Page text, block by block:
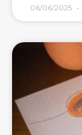
06/06/2025